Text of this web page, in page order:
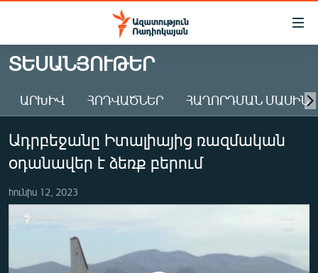
Մատչելիության
Անցնել
հիմնական
Անցնել
հիմնական
մենյուին
Որոնում
ԱԶԱՏՈՒԹՅՈՒՆ TV
ՀԱՅԱՍՏԱՆ
ԸՆՏՐՈՒԹՅՈՒՆՆԵՐ 2026
ԻՐԱՎՈՒՆՔ
ՀԱՍԱՐԱԿՈՒԹՅՈՒՆ
ՏՆՏԵՍՈՒԹՅՈՒՆ
ՏԵՍԱՆՅՈՒԹԵՐ
ԱՐԽԻՎ ՀՈԴՎԱԾՆԵՐ ՀԱՂՈՐԴՄԱՆ ՄԱՍԻՆ
Ադրբեջանը Իտալիայից ռազմական
օդանավեր է ձեռք բերում
հունիս 12, 2023